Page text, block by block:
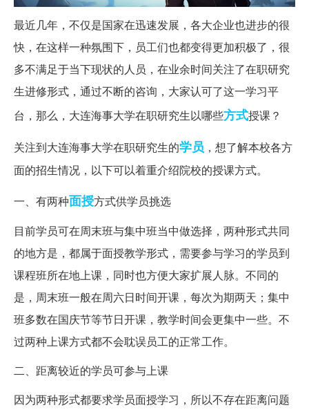
最近几年，不仅是国家在迅速发展，各大企业也进步的很
快，在这样一种氛围下，员工们也都变得更加积极了，很
多不满足于当下现状的人员，在业余时间关注了在职研究
生进修形式，通过不断的咨询，大家认可了这一学习平
台，那么，大连海事大学在职研究生以哪些方式授课？
关注到大连海事大学在职研究生的学员 ，想了解本校各方
面的招生情况，以下可以着重介绍院校的授课方式。
一、有两种面授方式供学员挑选
目前学员可在周末班与集中班当中做选择，两种形式共同
的地方是，都属于面授教学形式，需要参与学习的学员到
课程班所在地上课，同时也方便大家扩展人脉。不同的
是，周末班一般在周六日时间开课，每次为期两天；集中
班多数在国庆节等节日开课，教学时间会更集中一些。不
过两种上课方式都不会耽误员工的正常工作。
二、距离较近的学员可参与上课
因为两种形式都要求学员面授学习，所以不存在距离问题